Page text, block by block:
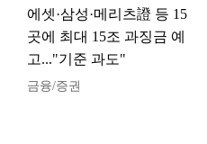
에셋·삼성·메리츠證 등 15
곳에 최대 15조 과징금 예
고..."기준 과도"
금융/증권